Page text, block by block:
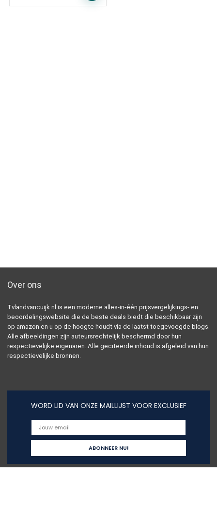
Over ons
Tvlandvancuijk.nl is een moderne alles-in-één prijsvergelijkings- en
beoordelingswebsite die de beste deals biedt die beschikbaar zijn
op amazon en u op de hoogte houdt via de laatst toegevoegde blogs.
Alle afbeeldingen zijn auteursrechtelijk beschermd door hun
respectievelijke eigenaren. Alle geciteerde inhoud is afgeleid van hun
respectievelijke bronnen.
WORD LID VAN ONZE MAILLIJST VOOR EXCLUSIEF